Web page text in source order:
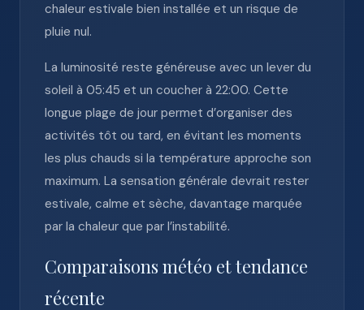
chaleur estivale bien installée et un risque de
pluie nul.
La luminosité reste généreuse avec un lever du
soleil à 05:45 et un coucher à 22:00. Cette
longue plage de jour permet d’organiser des
activités tôt ou tard, en évitant les moments
les plus chauds si la température approche son
maximum. La sensation générale devrait rester
estivale, calme et sèche, davantage marquée
par la chaleur que par l’instabilité.
Comparaisons météo et tendance
récente